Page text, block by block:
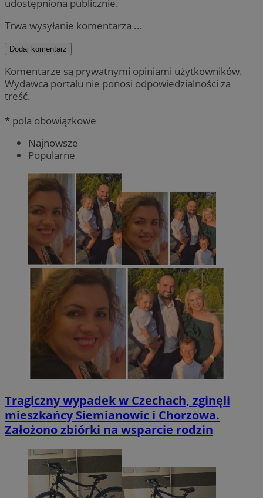
udostępniona publicznie.
Trwa wysyłanie komentarza ...
Dodaj komentarz
Komentarze są prywatnymi opiniami użytkowników.
Wydawca portalu nie ponosi odpowiedzialności za
treść.
* pola obowiązkowe
Najnowsze
Popularne
Tragiczny wypadek w Czechach, zginęli
mieszkańcy Siemianowic i Chorzowa.
Założono zbiórki na wsparcie rodzin